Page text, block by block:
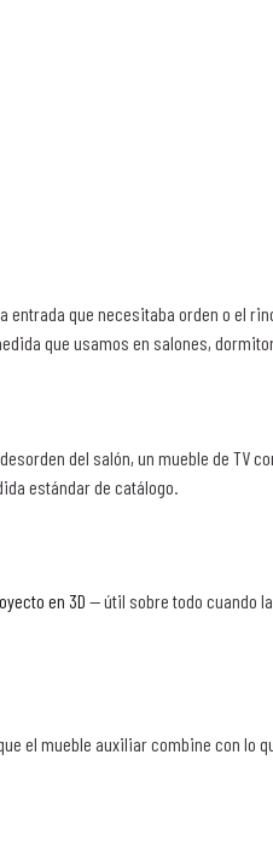
que necesitaba orden o el
que usamos en salones,
del salón, un mueble de TV
estándar de catálogo.
en 3D — útil sobre todo cuando
el mueble auxiliar combine con lo